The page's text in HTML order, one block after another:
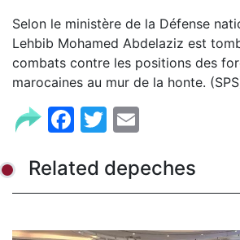
Selon le ministère de la Défense
Lehbib Mohamed Abdelaziz est
combats contre les positions des
marocaines au mur de la honte.
Facebook
Twitter
Related depeches